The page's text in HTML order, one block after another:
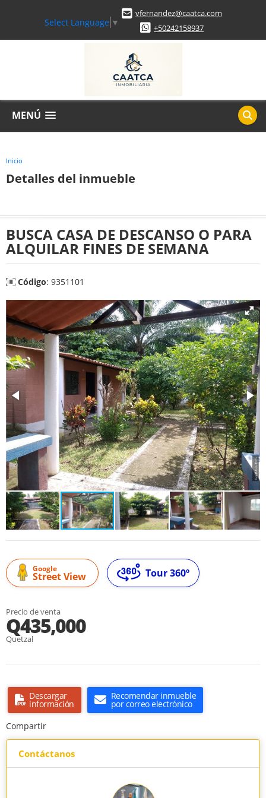
Select Language ▼
vfernandez@caatca.com
+50242158937
MENÚ
Inicio
Detalles del inmueble
BUSCA CASA DE DESCANSO O PARA
ALQUILAR FINES DE SEMANA
Código: 9351101
Google
Street View Tour 360º
Precio de venta
Q435,000
Quetzal
Descargar
información
Recomendar inmueble
por correo electrónico
Compartir
Contáctanos